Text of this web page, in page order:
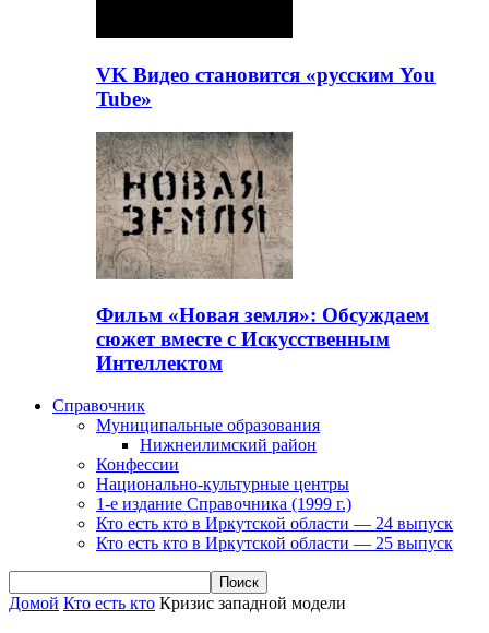
VK Видео становится «русским You
Tube»
Фильм «Новая земля»: Обсуждаем
сюжет вместе с Искусственным
Интеллектом
Справочник
Муниципальные образования
Нижнеилимский район
Конфессии
Национально-культурные центры
1-е издание Справочника (1999 г.)
Кто есть кто в Иркутской области — 24 выпуск
Кто есть кто в Иркутской области — 25 выпуск
Домой Кто есть кто Кризис западной модели